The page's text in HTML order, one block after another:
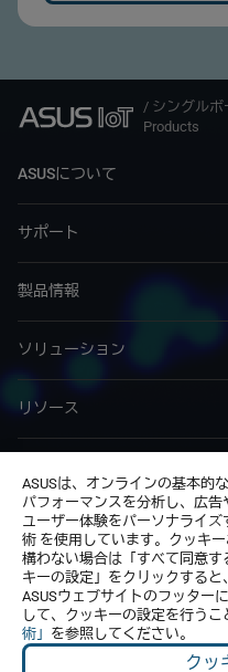
ASUSは、オンラインの基本的
パフォーマンスを分析し、広
ユーザー体験をパーソナライ
術 を使用しています。クッキ
構わない場合は「すべて同意
キーの設定」をクリックすると
ASUSウェブサイトのフッター
して、クッキーの設定を行うこ
術」 を参照してください。
クッ
/ シングルボ
Products
ASUSについて
サポート
製品情報
ソリューション
リソース
お問い合わせ